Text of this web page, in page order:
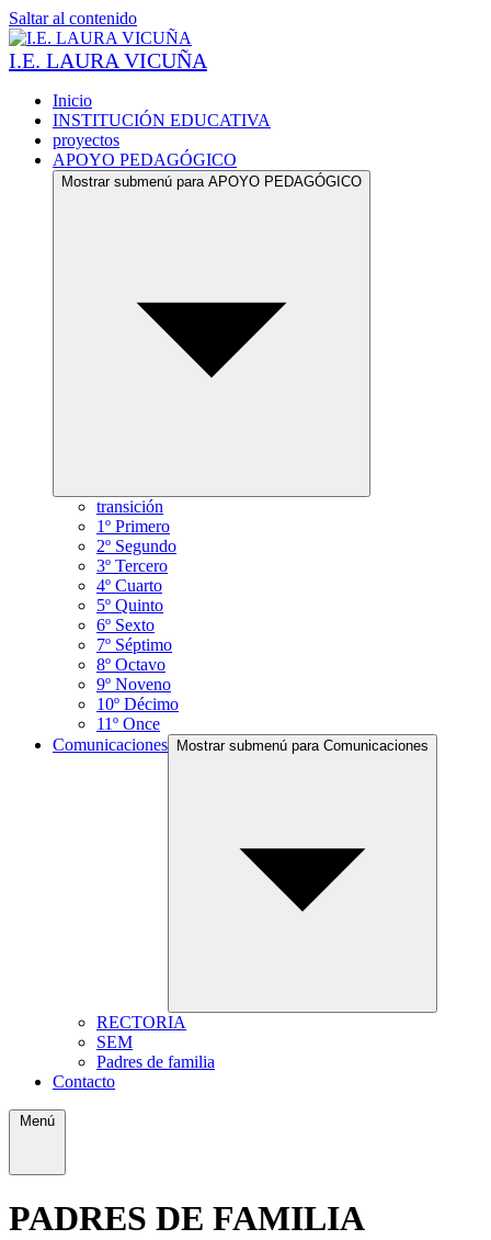
Saltar al contenido
I.E. LAURA VICUÑA
Inicio
INSTITUCIÓN EDUCATIVA
proyectos
APOYO PEDAGÓGICO
Mostrar submenú para APOYO PEDAGÓGICO
transición
1º Primero
2º Segundo
3º Tercero
4º Cuarto
5º Quinto
6º Sexto
7º Séptimo
8º Octavo
9º Noveno
10º Décimo
11º Once
Comunicaciones
Mostrar submenú para Comunicaciones
RECTORIA
SEM
Padres de familia
Contacto
Menú
PADRES DE FAMILIA